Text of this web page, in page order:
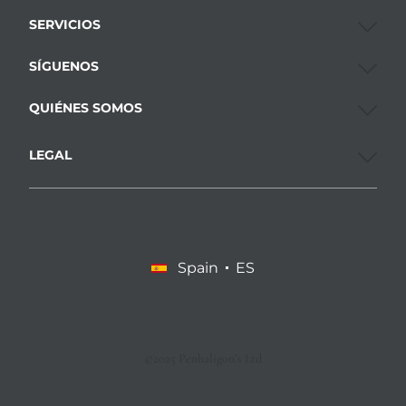
SERVICIOS
SÍGUENOS
QUIÉNES SOMOS
LEGAL
Spain ES